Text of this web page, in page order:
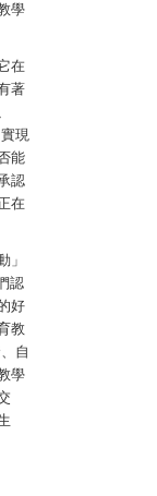
學
在
著
現
能
認
在
」
認
好
教
自
學